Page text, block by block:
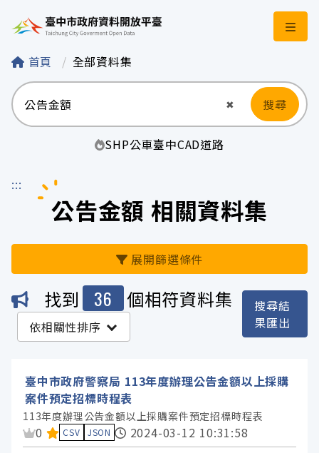
臺中市政府資料開
首頁 全部資料集
✖ 清空輸入
搜尋
SHP公車臺中CAD道路
:::
公告金額 相關資料集
展開篩選條件
機關
臺中市政府地政局 (5)
臺中市政府研究發展考核委員會 (5)
臺中市政府警察局 (2)
找到 36 個相符資料集
依相關性排序
搜尋結
果匯出
臺中市政府警察局 113年度辦理公告金額以上採購
案件預定招標時程表
113年度辦理公告金額以上採購案件預定招標時程表
資料集評分：
0 CSV JSON
2024-03-12 10:31:58